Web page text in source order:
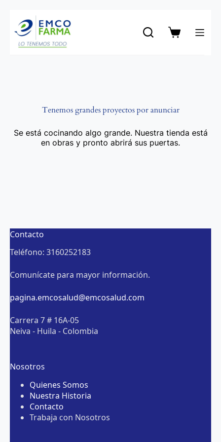
contenido
Carro
Tenemos grandes proyectos por anunciar
Se está cocinando algo grande. Nuestra tienda está
en obras y pronto abrirá sus puertas.
Contacto
Teléfono: 3160252183
Comunícate para mayor información.
pagina.emcosalud@emcosalud.com
Carrera 7 # 16A-05
Neiva - Huila - Colombia
Nosotros
Quienes Somos
Nuestra Historia
Contacto
Trabaja con Nosotros